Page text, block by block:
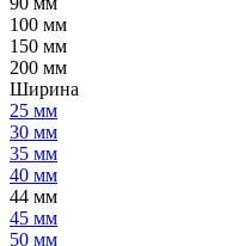
100 мм
150 мм
200 мм
Ширина
25 мм
30 мм
35 мм
40 мм
44 мм
45 мм
50 мм